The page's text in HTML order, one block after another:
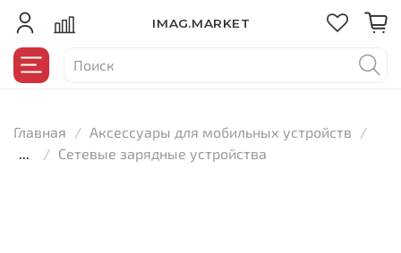
IMAG.MARKET
Главная
Аксессуары для мобильных устройств
...
Сетевые зарядные устройства